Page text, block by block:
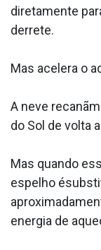
diretamente
derrete.
Mas acelera o
A neve
do Sol de volta
Mas quando
espelho
energia de